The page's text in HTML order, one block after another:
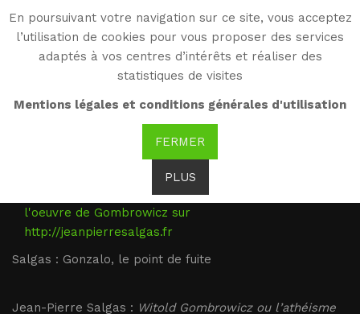
En poursuivant votre navigation sur ce site, vous acceptez
l’utilisation de cookies pour vous proposer des services
adaptés à vos centres d’intérêts et réaliser des
statistiques de visites
Mentions légales et conditions générales d'utilisation
FERMER
PLUS
WG
Witold Gombrowicz
Salgas : Gonzalo, le
point de fuite
Ensemble des articles de Jean-Pierre Salgas sur
l'oeuvre de Gombrowicz sur
http://jeanpierresalgas.fr
Salgas : Gonzalo, le point de fuite
Jean-Pierre Salgas : Witold Gombrowicz ou l’athéisme